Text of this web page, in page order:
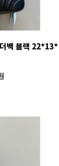
백 블랙 22*13*